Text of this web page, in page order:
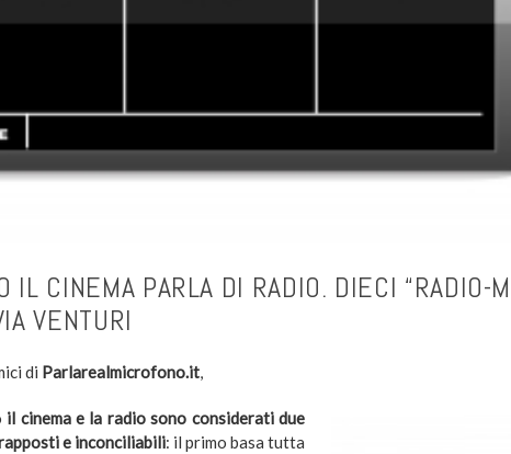
IL CINEMA PARLA DI RADIO. DIECI “RADIO-
VENTURI
di Parlarealmicrofono.it,
il cinema e la radio sono considerati due
e inconciliabili: il primo basa tutta